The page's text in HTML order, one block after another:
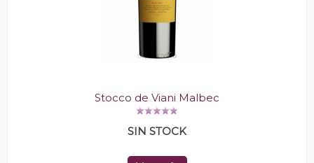
Stocco de Viani Malbec
SIN STOCK